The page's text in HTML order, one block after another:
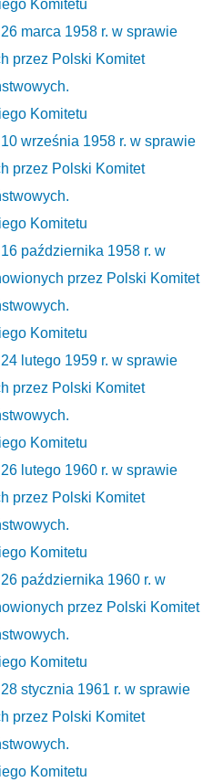
Komitetu
marca 1958 r. w sprawie
przez Polski Komitet
Komitetu
września 1958 r. w sprawie
przez Polski Komitet
Komitetu
października 1958 r. w
przez Polski Komitet
Komitetu
lutego 1959 r. w sprawie
przez Polski Komitet
Komitetu
lutego 1960 r. w sprawie
przez Polski Komitet
Komitetu
października 1960 r. w
przez Polski Komitet
Komitetu
stycznia 1961 r. w sprawie
przez Polski Komitet
Komitetu